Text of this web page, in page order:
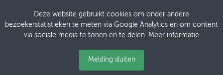
Deze website gebruikt cookies om onder andere
bezoekerstatistieken te meten via Google Analytics en om content
via sociale media te tonen en te delen. Meer informatie
Melding sluiten